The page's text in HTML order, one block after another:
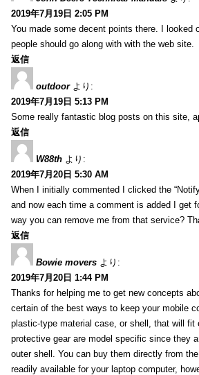
2019年7月19日 2:05 PM
You made some decent points there. I looked
people should go along with with the web site.
返信
outdoor より:
2019年7月19日 5:13 PM
Some really fantastic blog posts on this site,
返信
W88th より:
2019年7月20日 5:30 AM
When I initially commented I clicked the
and now each time a comment is added I get
way you can remove me from that service?
返信
Bowie movers より:
2019年7月20日 1:44 PM
Thanks for helping me to get new concepts
certain of the best ways to keep your mobile
plastic-type material case, or shell, that will
protective gear are model specific since they
outer shell. You can buy them directly from
readily available for your laptop computer,